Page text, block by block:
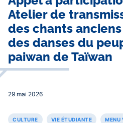
Atelier de
des chants
des danses du
paiwan de Taïwan
29 mai 2026
CULTURE VIE ÉTUDIANTE MENU